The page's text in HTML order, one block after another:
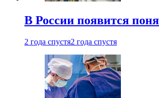
В России появится
2 года спустя2 года спустя